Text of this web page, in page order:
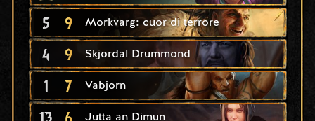
5 9 Morkvarg: cuor di terrore
4 9 Skjordal Drummond
1 7 Vabjorn
13 6 Jutta an Dimun